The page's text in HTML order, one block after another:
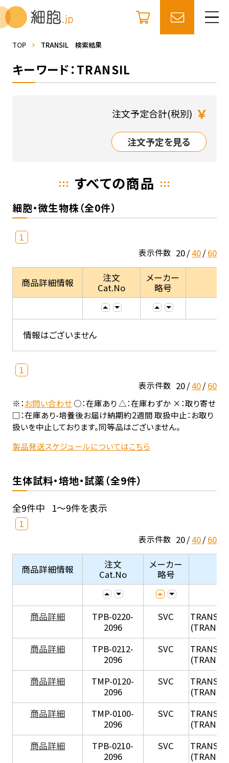
TOP TRANSIL 検索結果
キーワード：TRANSIL
注文予定合計(税別) ￥
注文予定を見る
すべての商品
細胞・微生物株（全0件）
1
表示件数 20 40 60
商品詳細情報
注文
Cat.No
メーカー
略号
情報はございません
1
表示件数 20 40 60
※：お問い合わせ○：在庫あり △：在庫わずか ×：取り寄せ
□：在庫あり-培養後お届け納期約2週間 取扱中止：お取り
扱いを中止しております。同等品はございません。
製品発送スケジュールについてはこちら
生体試料・培地・試薬（全9件）
全9件中 1～9件を表示
1
表示件数 20 40 60
商品詳細情報
注文
Cat.No
メーカー
略号
商品詳細
TPB-0220-
2096
SVC TRANSIL
商品詳細
TPB-0212-
2096
SVC TRANSIL
商品詳細
TMP-0120-
2096
SVC TRANSIL
商品詳細
TMP-0100-
2096
SVC TRANSIL
商品詳細
TPB-0210-
2096
SVC TRANSIL